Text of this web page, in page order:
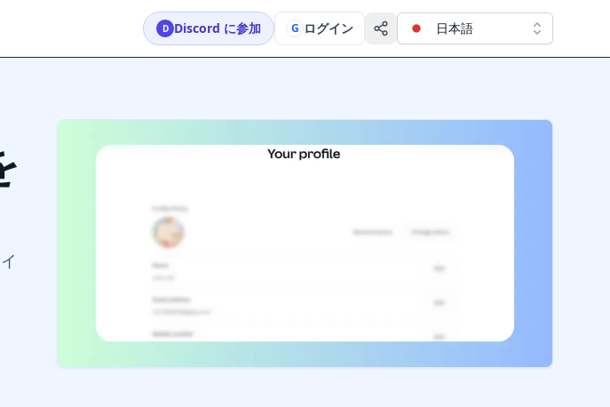
D Discord に参加 G ログイン 日本語